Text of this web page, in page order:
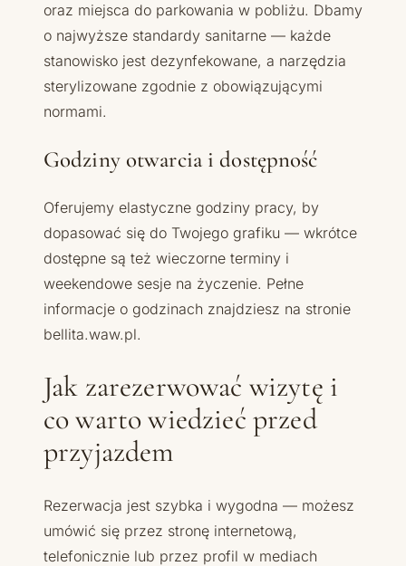
oraz miejsca do parkowania w pobliżu. Dbamy
o najwyższe standardy sanitarne — każde
stanowisko jest dezynfekowane, a narzędzia
sterylizowane zgodnie z obowiązującymi
normami.
Godziny otwarcia i dostępność
Oferujemy elastyczne godziny pracy, by
dopasować się do Twojego grafiku — wkrótce
dostępne są też wieczorne terminy i
weekendowe sesje na życzenie. Pełne
informacje o godzinach znajdziesz na stronie
bellita.waw.pl.
Jak zarezerwować wizytę i
co warto wiedzieć przed
przyjazdem
Rezerwacja jest szybka i wygodna — możesz
umówić się przez stronę internetową,
telefonicznie lub przez profil w mediach